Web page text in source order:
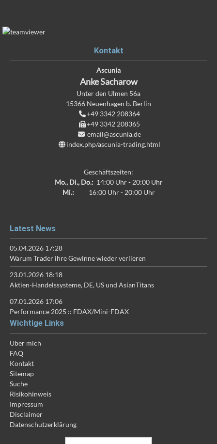
Kontakt
Ascunia
AnkeSacharow
Unter den Ulmen 56a
15366 Neuenhagen b. Berlin
+49 3342 208364
+49 3342 208365
email@ascunia.de
index.php/ascunia-trading.html
Geschäftszeiten:
Mo., Di., Do.:14:00 Uhr - 20:00 Uhr
Mi.:
16:00 Uhr - 20:00 Uhr
Latest News
05.04.2026 17:28
Warum Trader ihre Gewinne wieder verlieren
23.01.2026 18:18
Aktien-Handelssysteme, DE, US und AsianTitans
07.01.2026 17:06
Performance 2025 :: FDAX/Mini-FDAX
Wichtige Links
Über mich
FAQ
Kontakt
Sitemap
Suche
Risikohinweis
Impressum
Disclaimer
Datenschutzerklärung